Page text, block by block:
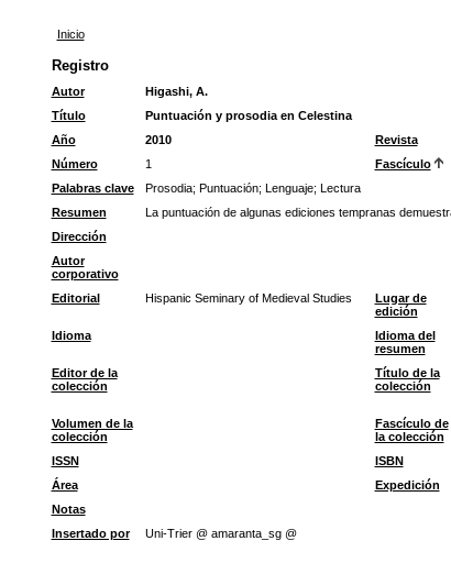
Inicio
Registro
Autor
Higashi, A.
Título
Puntuación y prosodia en Celestina
Año
2010 Revista
Número
1 Fascículo
Palabras clave
Prosodia; Puntuación; Lenguaje; Lectura
Resumen
La puntuación de algunas ediciones tempranas
Dirección
Autor
corporativo
Editorial Hispanic Seminary of Medieval Studies
Lugar de
edición
Idioma
Idioma del
resumen
Editor de la
colección
Título de la
colección
Volumen de la
colección
Fascículo de
la colección
ISSN ISBN
Área
Expedición
Notas
Insertado por
Uni-Trier @ amaranta_sg @